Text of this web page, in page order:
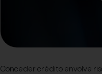
Conceder crédito envolve